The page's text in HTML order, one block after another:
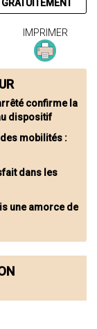
IMPRIMER
confirme la
dispositif
mobilités :
dans les
une amorce de